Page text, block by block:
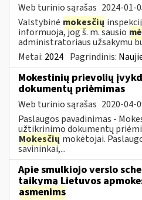
Web turinio sąrašas 2024-01-
Valstybinė mokesčių
informuoja, jog š. m. sausio
administratoriaus užsakymu
Metai: 2024 Pagrindinis:
Mokestinių prievolių
dokumentų priėmimas
Web turinio sąrašas 2020-04-
Paslaugos pavadinimas -
užtikrinimo dokumentų
Mokesčių mokėtojai.
savininkai,...
Apie smulkiojo verslo
taikymą Lietuvos
asmenims